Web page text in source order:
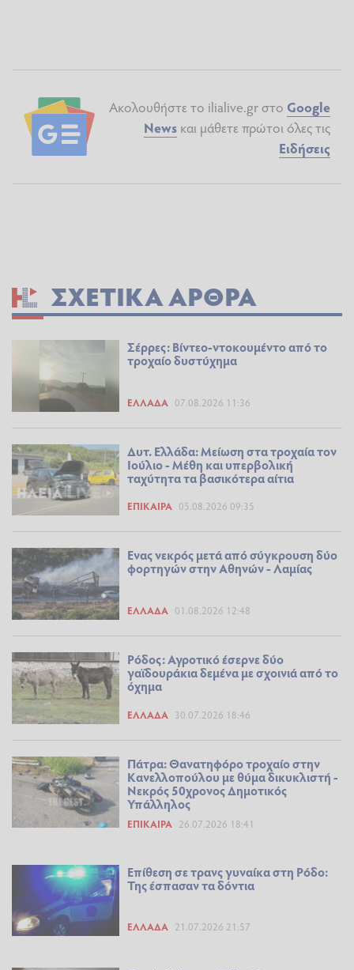
Ακολουθήστε το ilialive.gr στο Google
News και μάθετε πρώτοι όλες τις
Ειδήσεις
ΣΧΕΤΙΚΆ ΆΡΘΡΑ
Σέρρες: Βίντεο-ντοκουμέντο από το
τροχαίο δυστύχημα
ΕΛΛΆΔΑ 07.08.2026 11:36
Δυτ. Ελλάδα: Μείωση στα τροχαία τον
Ιούλιο - Μέθη και υπερβολική
ταχύτητα τα βασικότερα αίτια
ΕΠΊΚΑΙΡΑ 05.08.2026 09:35
Ενας νεκρός μετά από σύγκρουση δύο
φορτηγών στην Αθηνών - Λαμίας
ΕΛΛΆΔΑ 01.08.2026 12:48
Ρόδος: Αγροτικό έσερνε δύο
γαϊδουράκια δεμένα με σχοινιά από το
όχημα
ΕΛΛΆΔΑ 30.07.2026 18:46
Πάτρα: Θανατηφόρο τροχαίο στην
Κανελλοπούλου με θύμα δικυκλιστή -
Νεκρός 50χρονος Δημοτικός
Υπάλληλος
ΕΠΊΚΑΙΡΑ 26.07.2026 18:41
Eπίθεση σε τρανς γυναίκα στη Ρόδο:
Της έσπασαν τα δόντια
ΕΛΛΆΔΑ 21.07.2026 21:57